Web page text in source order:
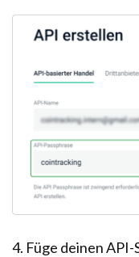
4. Füge deinen API-